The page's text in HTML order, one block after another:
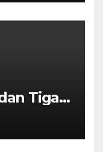
Tiga
Warga